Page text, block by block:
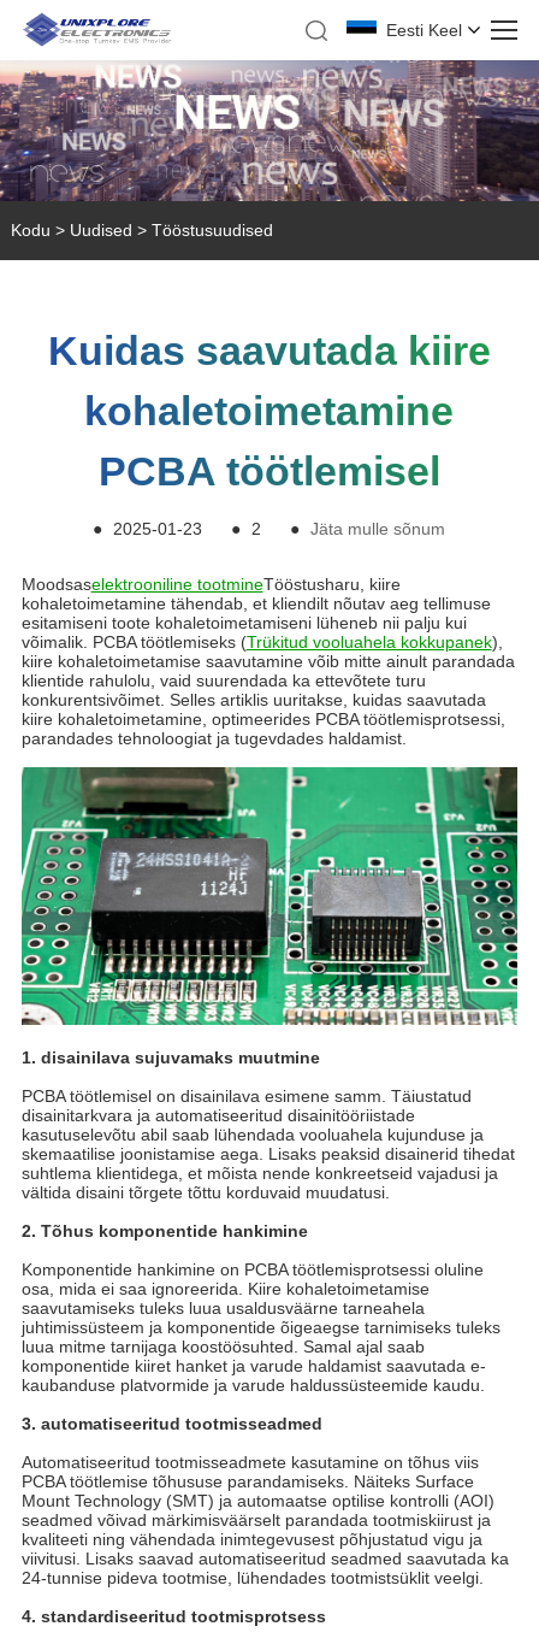
Eesti Keel
Kodu > Uudised > Tööstusuudised
Kuidas saavutada kiire
kohaletoimetamine
PCBA töötlemisel
● 2025-01-23 ● 2 ● Jäta mulle sõnum
Moodsaselektrooniline tootmineTööstusharu, kiire
kohaletoimetamine tähendab, et kliendilt nõutav aeg tellimuse
esitamiseni toote kohaletoimetamiseni lüheneb nii palju kui
võimalik. PCBA töötlemiseks (Trükitud vooluahela kokkupanek),
kiire kohaletoimetamise saavutamine võib mitte ainult parandada
klientide rahulolu, vaid suurendada ka ettevõtete turu
konkurentsivõimet. Selles artiklis uuritakse, kuidas saavutada
kiire kohaletoimetamine, optimeerides PCBA töötlemisprotsessi,
parandades tehnoloogiat ja tugevdades haldamist.
1. disainilava sujuvamaks muutmine
PCBA töötlemisel on disainilava esimene samm. Täiustatud
disainitarkvara ja automatiseeritud disainitööriistade
kasutuselevõtu abil saab lühendada vooluahela kujunduse ja
skemaatilise joonistamise aega. Lisaks peaksid disainerid tihedat
suhtlema klientidega, et mõista nende konkreetseid vajadusi ja
vältida disaini tõrgete tõttu korduvaid muudatusi.
2. Tõhus komponentide hankimine
Komponentide hankimine on PCBA töötlemisprotsessi oluline
osa, mida ei saa ignoreerida. Kiire kohaletoimetamise
saavutamiseks tuleks luua usaldusväärne tarneahela
juhtimissüsteem ja komponentide õigeaegse tarnimiseks tuleks
luua mitme tarnijaga koostöösuhted. Samal ajal saab
komponentide kiiret hanket ja varude haldamist saavutada e-
kaubanduse platvormide ja varude haldussüsteemide kaudu.
3. automatiseeritud tootmisseadmed
Automatiseeritud tootmisseadmete kasutamine on tõhus viis
PCBA töötlemise tõhususe parandamiseks. Näiteks Surface
Mount Technology (SMT) ja automaatse optilise kontrolli (AOI)
seadmed võivad märkimisväärselt parandada tootmiskiirust ja
kvaliteeti ning vähendada inimtegevusest põhjustatud vigu ja
viivitusi. Lisaks saavad automatiseeritud seadmed saavutada ka
24-tunnise pideva tootmise, lühendades tootmistsüklit veelgi.
4. standardiseeritud tootmisprotsess